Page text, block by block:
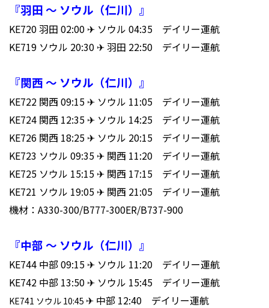
『羽田 ～ ソウル（仁川）』
KE720 羽田 02:00 ✈ ソウル 04:35 デイリー運航
KE719 ソウル 20:30 ✈ 羽田 22:50 デイリー運航
『関西 ～ ソウル（仁川）』
KE722 関西 09:15 ✈ ソウル 11:05 デイリー運航
KE724 関西 12:35 ✈ ソウル 14:25 デイリー運航
KE726 関西 18:25 ✈ ソウル 20:15 デイリー運航
KE723 ソウル 09:35 ✈ 関西 11:20 デイリー運航
KE725 ソウル 15:15 ✈ 関西 17:15 デイリー運航
KE721 ソウル 19:05 ✈ 関西 21:05 デイリー運航
機材：A330-300/B777-300ER/B737-900
『中部 ～ ソウル（仁川）』
KE744 中部 09:15 ✈ ソウル 11:20 デイリー運航
KE742 中部 13:50 ✈ ソウル 15:45 デイリー運航
KE741 ソウル 10:45 ✈ 中部 12:40 デイリー運航